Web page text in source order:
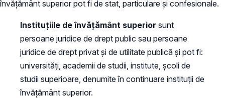
învăţământ superior pot fi de stat, particulare şi confesionale.
Instituţiile de învăţământ superior sunt
persoane juridice de drept public sau persoane
juridice de drept privat şi de utilitate publică şi pot fi:
universităţi, academii de studii, institute, şcoli de
studii superioare, denumite în continuare instituţii de
învăţământ superior.